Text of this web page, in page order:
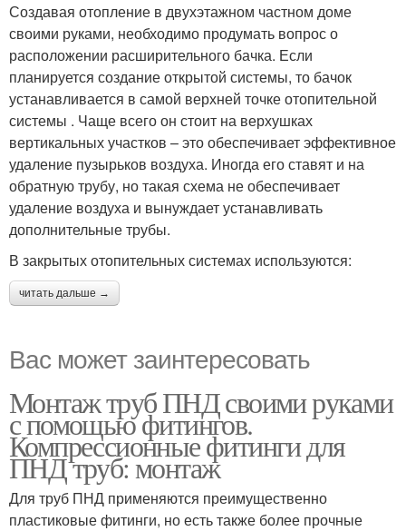
Создавая отопление в двухэтажном частном доме
своими руками, необходимо продумать вопрос о
расположении расширительного бачка. Если
планируется создание открытой системы, то бачок
устанавливается в самой верхней точке отопительной
системы . Чаще всего он стоит на верхушках
вертикальных участков – это обеспечивает эффективное
удаление пузырьков воздуха. Иногда его ставят и на
обратную трубу, но такая схема не обеспечивает
удаление воздуха и вынуждает устанавливать
дополнительные трубы.
В закрытых отопительных системах используются:
читать дальше →
Вас может заинтересовать
Монтаж труб ПНД своими руками
с помощью фитингов.
Компрессионные фитинги для
ПНД труб: монтаж
Для труб ПНД применяются преимущественно
пластиковые фитинги, но есть также более прочные